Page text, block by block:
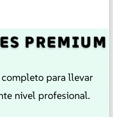
PREMIUM
para llevar
nivel profesional.